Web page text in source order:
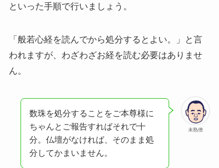
といった手順で行いましょう。
「般若心経を読んでから処分するとよい。」と言
われますが、わざわざお経を読む必要はありませ
ん。
未熟僧
数珠を処分することをご本尊様に
ちゃんとご報告すればそれで十
分。仏壇がなければ、そのまま処
分してかまいません。